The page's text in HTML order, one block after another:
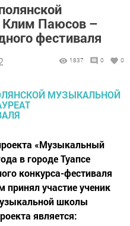
Паюсов –
фестиваля
1837 0 0
«Музыкальный
в городе Туапсе
конкурса-фестиваля
участие ученик
школы
является: